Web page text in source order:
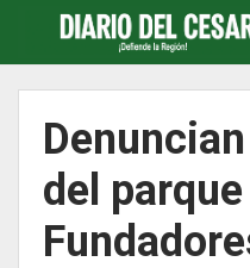
del